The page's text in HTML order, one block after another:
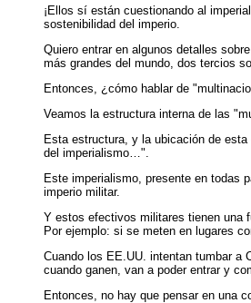
¡Ellos sí están cuestionando al
sostenibilidad del imperio.
Quiero entrar en algunos detalles
más grandes del mundo, dos tercios
Entonces, ¿cómo hablar de
Veamos la estructura interna de las
Esta estructura, y la ubicación de
del imperialismo…".
Este imperialismo, presente en todas
imperio militar.
Y estos efectivos militares tienen una
Por ejemplo: si se meten en lugares
Cuando los EE.UU. intentan tumbar a
cuando ganen, van a poder entrar y
Entonces, no hay que pensar en una